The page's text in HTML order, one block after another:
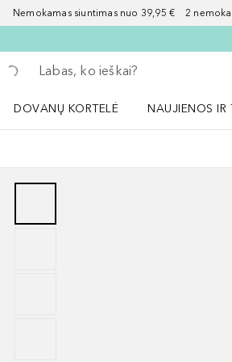
Nemokamas siuntimas nuo 39,95 € 2
Grįžk atgal
Vykdykite paiešką
DOVANŲ KORTELĖ
NAUJIENOS IR